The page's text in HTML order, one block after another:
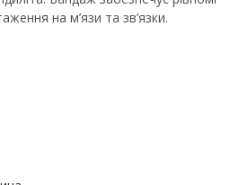
на м’язи та зв’язки.